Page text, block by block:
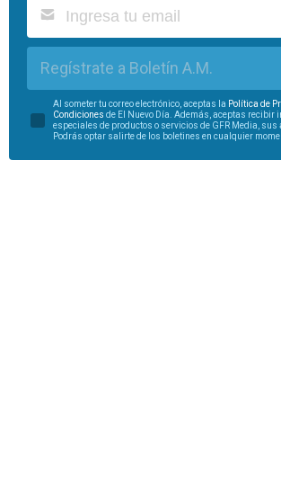
Regístrate a Boletín A.M.
Al someter tu correo electrónico, aceptas la Política de
Condiciones de El Nuevo Día. Además, aceptas recibir
especiales de productos o servicios de GFR Media, sus
Podrás optar salirte de los boletines en cualquier